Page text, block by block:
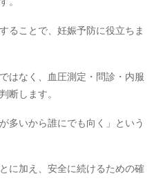
ることで、妊娠予防に役立ちま
はなく、血圧測定・問診・内服
断します。
多いから誰にでも向く」という
に加え、安全に続けるための確